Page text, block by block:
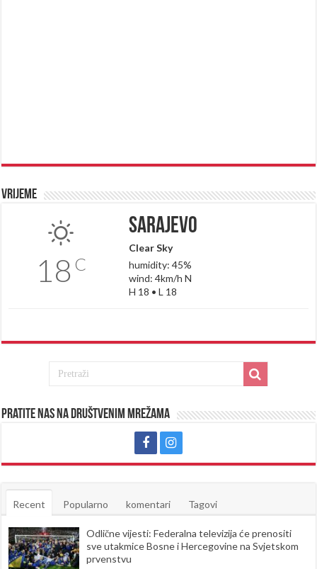
Vrijeme
18 C
Sarajevo
Clear Sky
humidity: 45%
wind: 4km/h N
H 18 • L 18
Pratite nas na društvenim mrežama
Recent Popularno komentari Tagovi
Odlične vijesti: Federalna televizija će prenositi
sve utakmice Bosne i Hercegovine na Svjetskom
prvenstvu